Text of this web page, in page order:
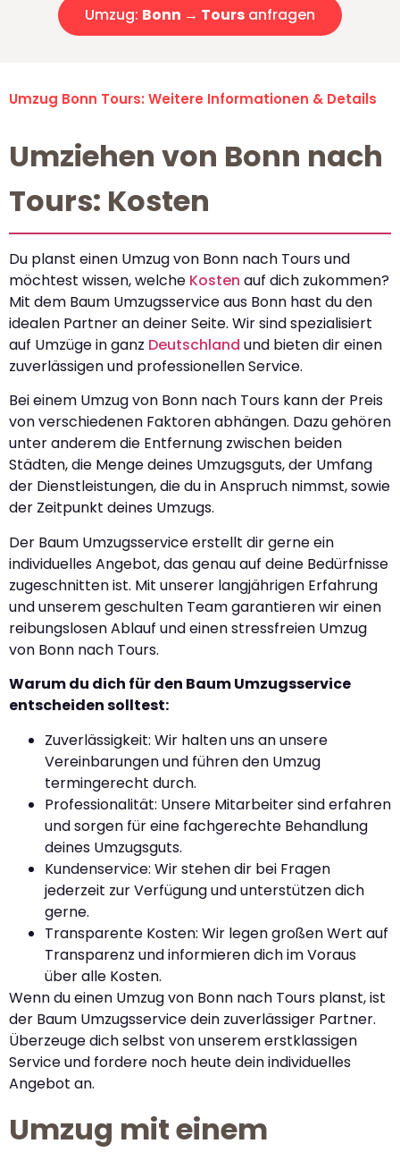
Umzug: Bonn → Tours anfragen
Umzug Bonn Tours: Weitere Informationen & Details
Umziehen von Bonn nach
Tours: Kosten
Du planst einen Umzug von Bonn nach Tours und
möchtest wissen, welche Kosten auf dich zukommen?
Mit dem Baum Umzugsservice aus Bonn hast du den
idealen Partner an deiner Seite. Wir sind spezialisiert
auf Umzüge in ganz Deutschland und bieten dir einen
zuverlässigen und professionellen Service.
Bei einem Umzug von Bonn nach Tours kann der Preis
von verschiedenen Faktoren abhängen. Dazu gehören
unter anderem die Entfernung zwischen beiden
Städten, die Menge deines Umzugsguts, der Umfang
der Dienstleistungen, die du in Anspruch nimmst, sowie
der Zeitpunkt deines Umzugs.
Der Baum Umzugsservice erstellt dir gerne ein
individuelles Angebot, das genau auf deine Bedürfnisse
zugeschnitten ist. Mit unserer langjährigen Erfahrung
und unserem geschulten Team garantieren wir einen
reibungslosen Ablauf und einen stressfreien Umzug
von Bonn nach Tours.
Warum du dich für den Baum Umzugsservice
entscheiden solltest:
Zuverlässigkeit: Wir halten uns an unsere
Vereinbarungen und führen den Umzug
termingerecht durch.
Professionalität: Unsere Mitarbeiter sind erfahren
und sorgen für eine fachgerechte Behandlung
deines Umzugsguts.
Kundenservice: Wir stehen dir bei Fragen
jederzeit zur Verfügung und unterstützen dich
gerne.
Transparente Kosten: Wir legen großen Wert auf
Transparenz und informieren dich im Voraus
über alle Kosten.
Wenn du einen Umzug von Bonn nach Tours planst, ist
der Baum Umzugsservice dein zuverlässiger Partner.
Überzeuge dich selbst von unserem erstklassigen
Service und fordere noch heute dein individuelles
Angebot an.
Umzug mit einem